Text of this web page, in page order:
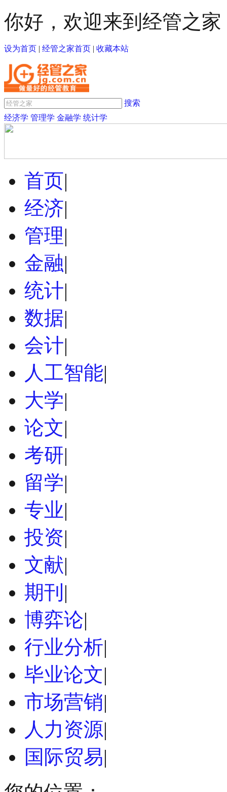
你好，欢迎来到经管之家
设为首页 | 经管之家首页 | 收藏本站
搜索
经济学 管理学 金融学 统计学
首页|
经济|
管理|
金融|
统计|
数据|
会计|
人工智能|
大学|
论文|
考研|
留学|
专业|
投资|
文献|
期刊 |
博弈论|
行业分析|
毕业论文|
市场营销|
人力资源|
国际贸易|